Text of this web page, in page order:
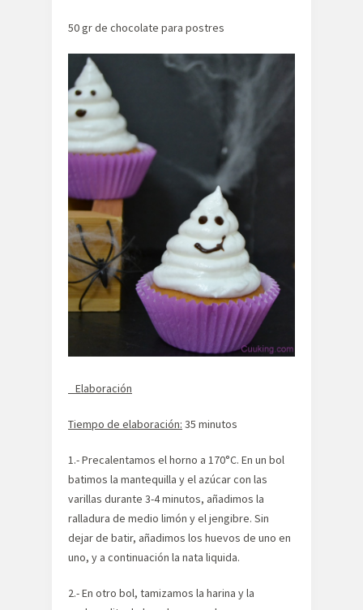
50 gr de chocolate para postres
Elaboración
Tiempo de elaboración: 35 minutos
1.- Precalentamos el horno a 170°C. En un bol
batimos la mantequilla y el azúcar con las
varillas durante 3-4 minutos, añadimos la
ralladura de medio limón y el jengibre. Sin
dejar de batir, añadimos los huevos de uno en
uno, y a continuación la nata liquida.
2.- En otro bol, tamizamos la harina y la